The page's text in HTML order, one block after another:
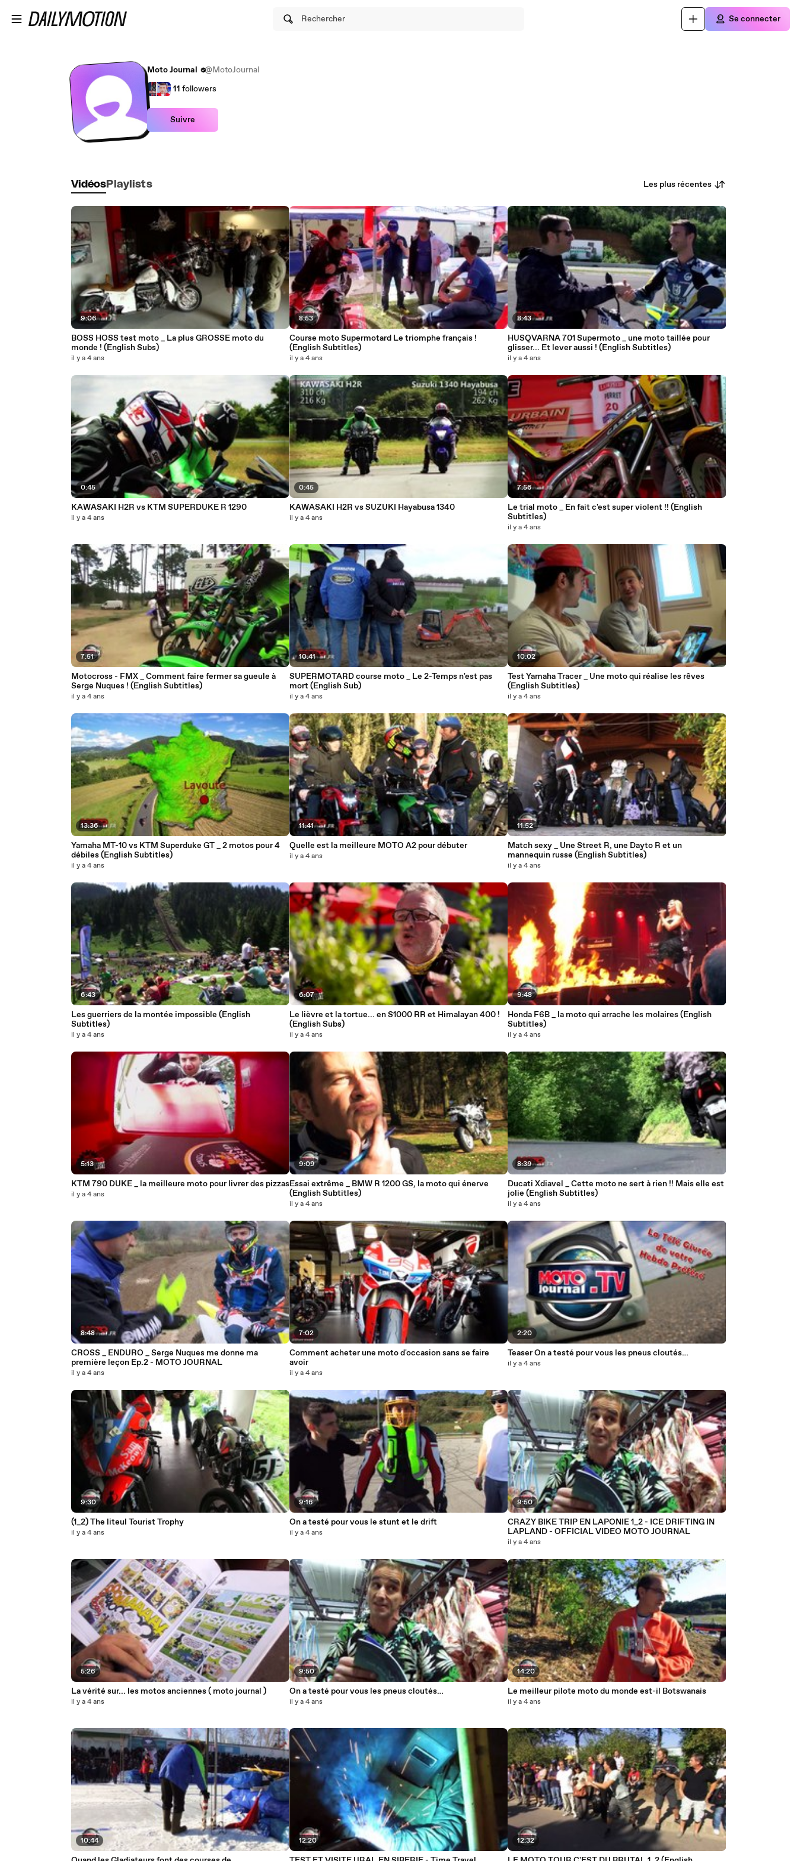
Rechercher Se connecter
Moto Journal
@MotoJournal
11 followers
Suivre
Vidéos Playlists Les plus récentes
9:06
BOSS HOSS test moto _ La plus GROSSE moto du
monde ! (English Subs)
il y a 4 ans
0:45
KAWASAKI H2R vs KTM SUPERDUKE R 1290
il y a 4 ans
7:51
Motocross - FMX _ Comment faire fermer sa gueule à
Serge Nuques ! (English Subtitles)
il y a 4 ans
13:36
Yamaha MT-10 vs KTM Superduke GT _ 2 motos pour 4
débiles (English Subtitles)
il y a 4 ans
6:43
Les guerriers de la montée impossible (English
Subtitles)
il y a 4 ans
5:13
KTM 790 DUKE _ la meilleure moto pour livrer des pizzas
il y a 4 ans
8:48
CROSS _ ENDURO _ Serge Nuques me donne ma
première leçon Ep.2 - MOTO JOURNAL
il y a 4 ans
9:30
(1_2) The liteul Tourist Trophy
il y a 4 ans
5:26
La vérité sur... les motos anciennes ( moto journal )
il y a 4 ans
10:44
8:53
Course moto Supermotard Le triomphe français !
(English Subtitles)
il y a 4 ans
0:45
KAWASAKI H2R vs SUZUKI Hayabusa 1340
il y a 4 ans
10:41
SUPERMOTARD course moto _ Le 2-Temps n'est pas
mort (English Sub)
il y a 4 ans
11:41
Quelle est la meilleure MOTO A2 pour débuter
il y a 4 ans
6:07
Le lièvre et la tortue... en S1000 RR et Himalayan 400 !
(English Subs)
il y a 4 ans
9:09
Essai extrême _ BMW R 1200 GS, la moto qui énerve
(English Subtitles)
il y a 4 ans
7:02
Comment acheter une moto d'occasion sans se faire
avoir
il y a 4 ans
9:16
On a testé pour vous le stunt et le drift
il y a 4 ans
9:50
On a testé pour vous les pneus cloutés…
il y a 4 ans
12:20
8:43
HUSQVARNA 701 Supermoto _ une moto taillée pour
glisser... Et lever aussi ! (English Subtitles)
il y a 4 ans
7:56
Le trial moto _ En fait c'est super violent !! (English
Subtitles)
il y a 4 ans
10:02
Test Yamaha Tracer _ Une moto qui réalise les rêves
(English Subtitles)
il y a 4 ans
11:52
Match sexy _ Une Street R, une Dayto R et un
mannequin russe (English Subtitles)
il y a 4 ans
9:48
Honda F6B _ la moto qui arrache les molaires (English
Subtitles)
il y a 4 ans
8:39
Ducati Xdiavel _ Cette moto ne sert à rien !! Mais elle est
jolie (English Subtitles)
il y a 4 ans
2:20
Teaser On a testé pour vous les pneus cloutés…
il y a 4 ans
9:50
CRAZY BIKE TRIP EN LAPONIE 1_2 - ICE DRIFTING IN
LAPLAND - OFFICIAL VIDEO MOTO JOURNAL
il y a 4 ans
14:20
Le meilleur pilote moto du monde est-il Botswanais
il y a 4 ans
12:32